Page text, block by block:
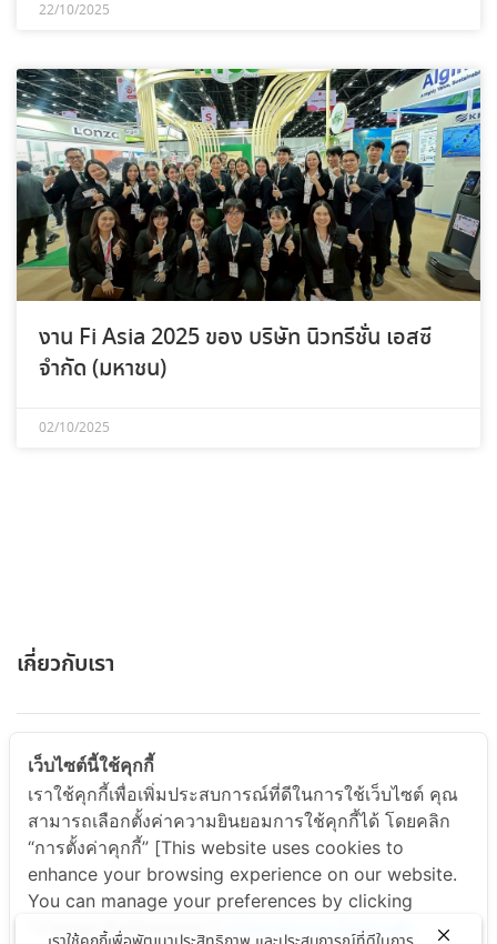
22/10/2025
งาน Fi Asia 2025 ของ บริษัท นิวทรีชั่น เอสซี
จำกัด (มหาชน)
02/10/2025
เกี่ยวกับเรา
ABOUT US
สินค้าและบริการ
PRODUCT & SERVICE
เว็บไซต์นี้ใช้คุกกี้
เราใช้คุกกี้เพื่อเพิ่มประสบการณ์ที่ดีในการใช้เว็บไซต์ คุณ
สามารถเลือกตั้งค่าความยินยอมการใช้คุกกี้ได้ โดยคลิก
“การตั้งค่าคุกกี้” [This website uses cookies to
enhance your browsing experience on our website.
You can manage your preferences by clicking
"Change Preferences".]
นโยบายความเป็นส่วนตัว